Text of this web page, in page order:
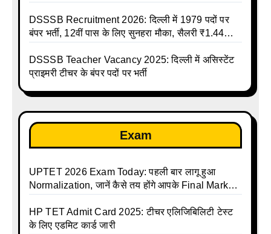
DSSSB Recruitment 2026: दिल्ली में 1979 पदों पर
बंपर भर्ती, 12वीं पास के लिए सुनहरा मौका, सैलरी ₹1.44
DSSSB Teacher Vacancy 2025: दिल्ली में असिस्टेंट
प्राइमरी टीचर के बंपर पदों पर भर्ती
Exam
UPTET 2026 Exam Today: पहली बार लागू हुआ
Normalization, जानें कैसे तय होंगे आपके Final Marks
HP TET Admit Card 2025: टीचर एलिजिबिलिटी टेस्ट
के लिए एडमिट कार्ड जारी